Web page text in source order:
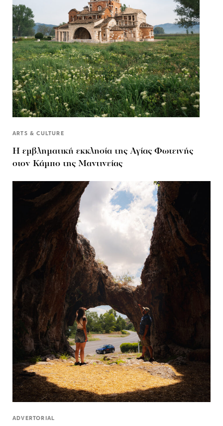
ARTS & CULTURE
Η εμβληματική εκκλησία της Αγίας Φωτεινής
στον Κάμπο της Μαντινείας
ADVERTORIAL